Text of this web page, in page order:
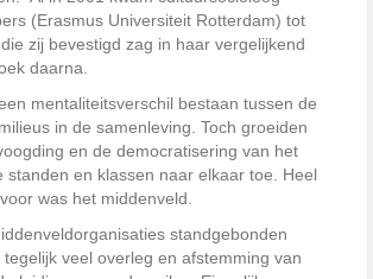
(Erasmus Universiteit Rotterdam) tot
zij bevestigd zag in haar vergelijkend
daarna.
mentaliteitsverschil bestaan tussen de
in de samenleving. Toch groeiden
en de democratisering van het
standen en klassen naar elkaar toe. Heel
was het middenveld.
standgebonden
veel overleg en afstemming van